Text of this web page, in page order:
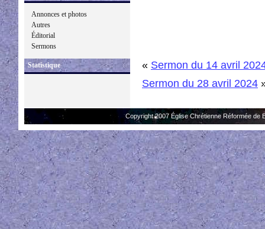
Annonces et photos
Autres
Éditorial
Sermons
Statistique « Sermon du 14 avril
Sermon du 28 avril 2024
Copyright 2007 Église Chrétienne Réformée de